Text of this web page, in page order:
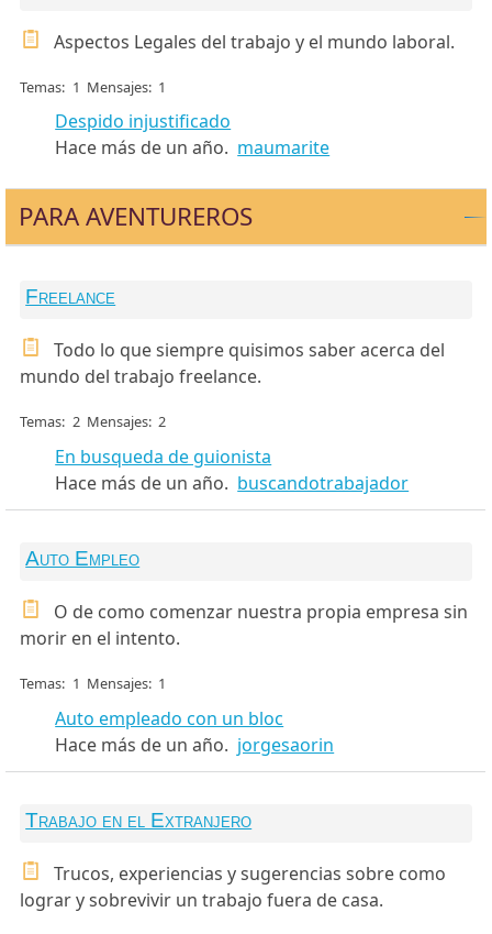
Aspectos Legales del trabajo y el mundo laboral.
Temas 1 Mensajes 1
Despido injustificado
Hace más de un año. maumarite
PARA AVENTUREROS
Freelance
Todo lo que siempre quisimos saber acerca del
mundo del trabajo freelance.
Temas 2 Mensajes 2
En busqueda de guionista
Hace más de un año. buscandotrabajador
Auto Empleo
O de como comenzar nuestra propia empresa sin
morir en el intento.
Temas 1 Mensajes 1
Auto empleado con un bloc
Hace más de un año. jorgesaorin
Trabajo en el Extranjero
Trucos, experiencias y sugerencias sobre como
lograr y sobrevivir un trabajo fuera de casa.